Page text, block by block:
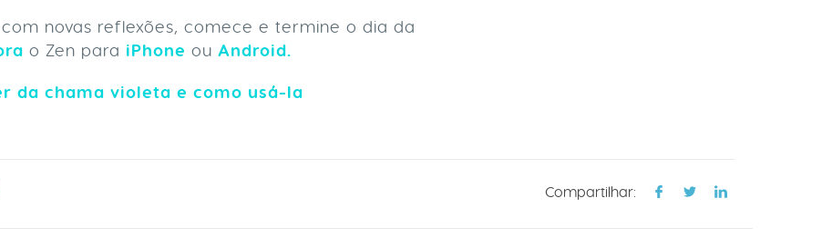
com novas reflexões, comece e termine o dia da
o Zen para iPhone ou Android.
da chama violeta e como usá-la
Compartilhar: